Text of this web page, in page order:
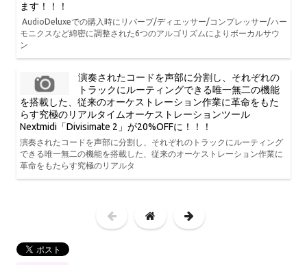
ます！！！
AudioDeluxeでの購入時にリバーブ/ディエッサー/コンプレッサー/ハー
モニクスなど綿密に調整された6つのアルゴリズムによりボーカルサウ
ン
演奏されたコードを声部に分割し、それぞれの
トラックにルーティングできる唯一無二の機能
を搭載した、従来のオーケストレーション作業に革命をもた
らす究極のリアルタイムオーケストレーションツール
Nextmidi「Divisimate 2」が20%OFFに！！！
演奏されたコードを声部に分割し、それぞれのトラックにルーティング
できる唯一無二の機能を搭載した、従来のオーケストレーション作業に
革命をもたらす究極のリアルタ